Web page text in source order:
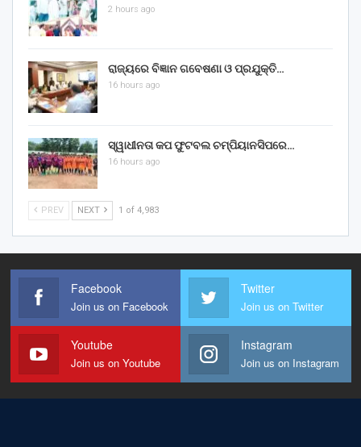
2 hours ago
ରାଜ୍ୟରେ ବିଜ୍ଞାନ ଗବେଷଣା ଓ ପ୍ରଯୁକ୍ତି…
16 hours ago
ସ୍ୱାଧୀନତା କପ ଫୁଟବଲ ଚମ୍ପିୟାନସିପରେ…
16 hours ago
PREV NEXT 1 of 4,983
Facebook
Join us on Facebook
Twitter
Join us on Twitter
Youtube
Join us on Youtube
Instagram
Join us on Instagram